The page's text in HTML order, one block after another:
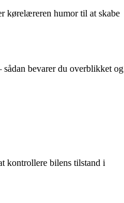
kørelæreren humor til at skabe
bevarer du overblikket og
kontrollere bilens tilstand i